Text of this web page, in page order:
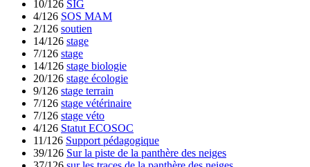
10/126 SIG
4/126 SOS MAM
2/126 soutien
14/126 stage
7/126 stage
14/126 stage biologie
20/126 stage écologie
9/126 stage terrain
7/126 stage vétérinaire
7/126 stage véto
4/126 Statut ECOSOC
11/126 Support pédagogique
39/126 Sur la piste de la panthère des neiges